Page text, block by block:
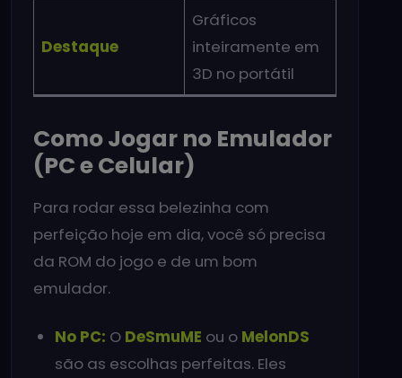
Destaque
Gráficos
inteiramente em
3D no portátil
Como Jogar no Emulador
(PC e Celular)
Para rodar essa belezinha com
perfeição hoje em dia, você só precisa
da ROM do jogo e de um bom
emulador.
No PC: O DeSmuME ou o MelonDS
são as escolhas perfeitas. Eles